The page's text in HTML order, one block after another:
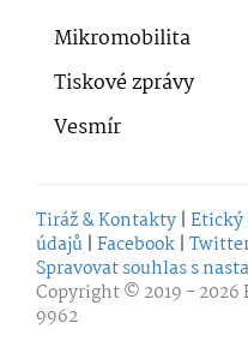
Mikromobilita
Tiskové zprávy
Vesmír
Tiráž & Kontakty | Etický
údajů | Facebook |
Spravovat souhlas s
Copyright © 2019 - 2026
9962